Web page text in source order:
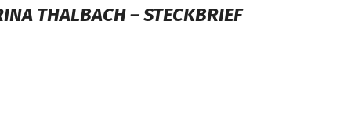
THALBACH – STECKBRIEF